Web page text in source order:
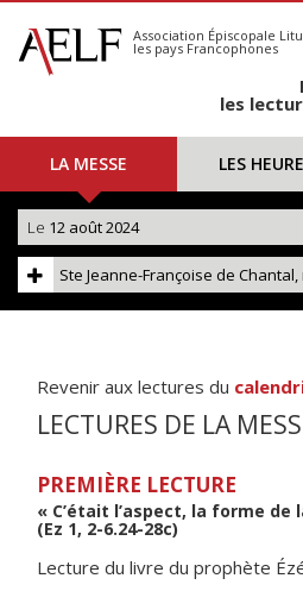
S'abonner
Calendrier
Association Épiscopale
les pays Francophones
les
LA MESSE LES
Le 12 août 2024
Ste Jeanne-Françoise de
Revenir aux lectures du
LECTURES DE LA
PREMIÈRE LECTURE
« C’était l’aspect, la forme de
(Ez 1, 2-6.24-28c)
Lecture du livre du prophète